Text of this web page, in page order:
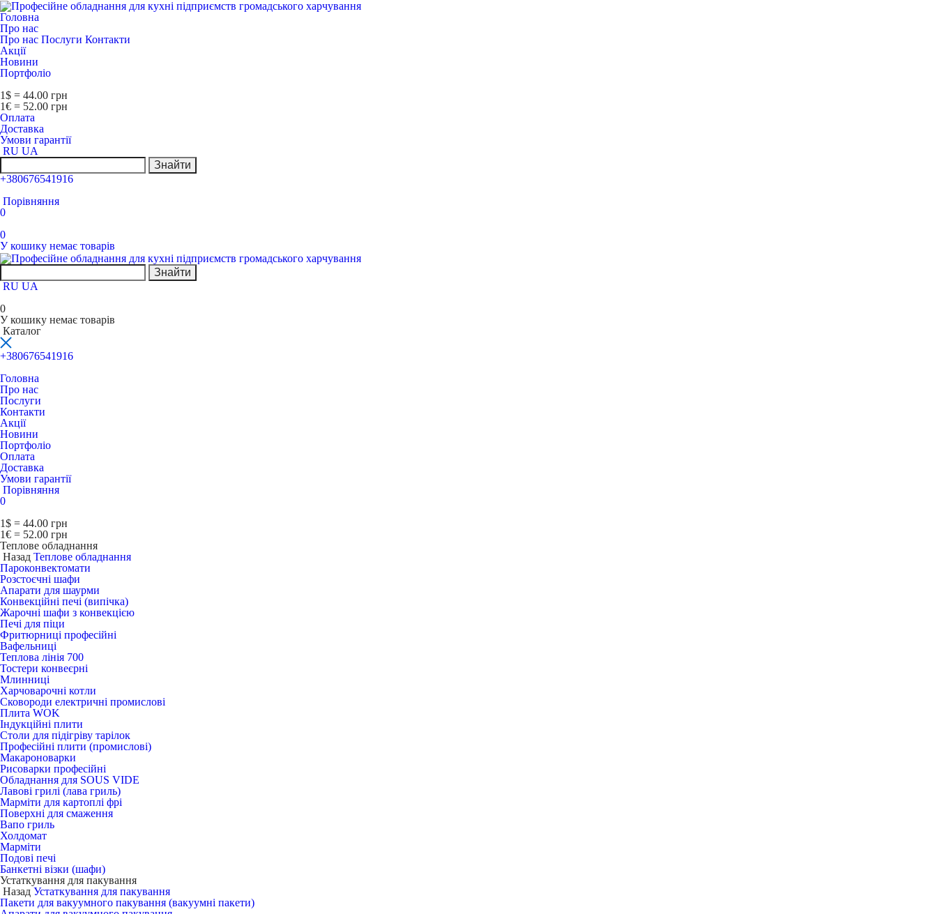
Головна
Про нас
Про нас Послуги Контакти
Акції
Новини
Портфоліо
1$ = 44.00 грн
1€ = 52.00 грн
Оплата
Доставка
Умови гарантії
RU UA
Знайти
+380676541916
Порівняння
0
0
У кошику немає товарів
Знайти
RU UA
0
У кошику немає товарів
Каталог
+380676541916
Головна
Про нас
Послуги
Контакти
Акції
Новини
Портфоліо
Оплата
Доставка
Умови гарантії
Порівняння
0
1$ = 44.00 грн
1€ = 52.00 грн
Теплове обладнання
Назад Теплове обладнання
Пароконвектомати
Розстоєчні шафи
Апарати для шаурми
Конвекційні печі (випічка)
Жарочні шафи з конвекцією
Печі для піци
Фритюрниці професійні
Вафельниці
Теплова лінія 700
Тостери конвеєрні
Млинниці
Харчоварочні котли
Сковороди електричні промислові
Плита WOK
Індукційні плити
Столи для підігріву тарілок
Професійні плити (промислові)
Макароноварки
Рисоварки професійні
Обладнання для SOUS VIDE
Лавові грилі (лава гриль)
Марміти для картоплі фрі
Поверхні для смаження
Вапо гриль
Холдомат
Марміти
Подові печі
Банкетні візки (шафи)
Устаткування для пакування
Назад Устаткування для пакування
Пакети для вакуумного пакування (вакуумні пакети)